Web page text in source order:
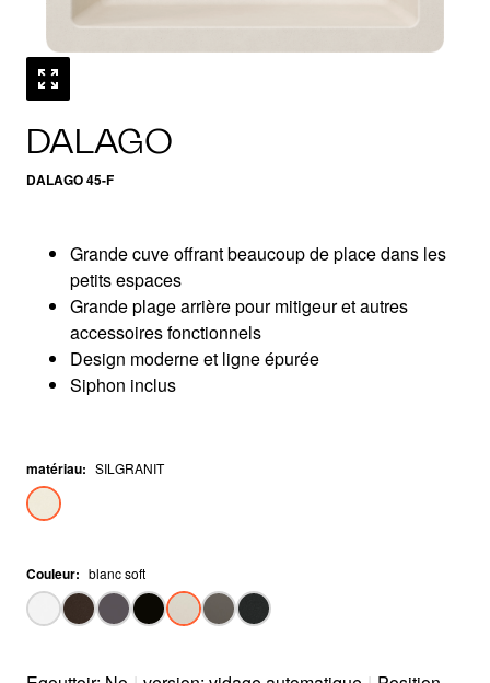
DALAGO
DALAGO 45-F
1 /0
Grande cuve offrant beaucoup de place dans les
petits espaces
Grande plage arrière pour mitigeur et autres
accessoires fonctionnels
Design moderne et ligne épurée
Siphon inclus
matériau: SILGRANIT
Couleur: blanc soft